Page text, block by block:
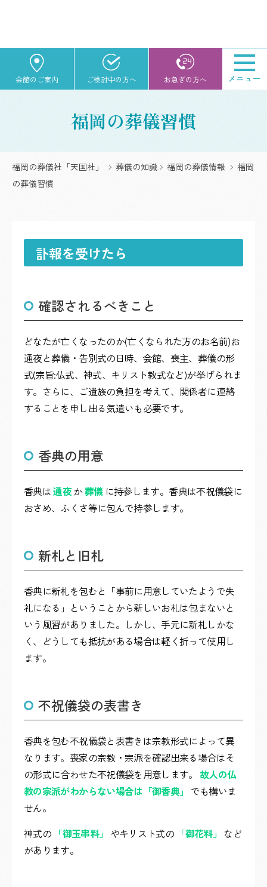
会館のご案内 ご検討中の方へ お急ぎの方へ メニュー
福岡の葬儀習慣
福岡の葬儀社「天国社」 葬儀の知識 福岡の葬儀情報
福岡
の葬儀習慣
訃報を受けたら
確認されるべきこと
どなたが亡くなったのか(亡くなられた方のお名前)お
通夜と葬儀・告別式の日時、会館、喪主、葬儀の形
式(宗旨:仏式、神式、キリスト教式など)が挙げられま
す。さらに、ご遺族の負担を考えて、関係者に連絡
することを申し出る気遣いも必要です。
香典の用意
香典は通夜か葬儀 に持参します。香典は不祝儀袋に
おさめ、ふくさ等に包んで持参します。
新札と旧札
香典に新札を包むと「事前に用意していたようで失
礼になる」ということから新しいお札は包まないと
いう風習がありました。しかし、手元に新札しかな
く、どうしても抵抗がある場合は軽く折って使用し
ます。
不祝儀袋の表書き
香典を包む不祝儀袋と表書きは宗教形式によって異
なります。喪家の宗教・宗派を確認出来る場合はそ
の形式に合わせた不祝儀袋を用意します。 故人の仏
教の宗派がわからない場合は「御香典」 でも構いま
せん。
神式の 「御玉串料」 やキリスト式の 「御花料」 など
があります。